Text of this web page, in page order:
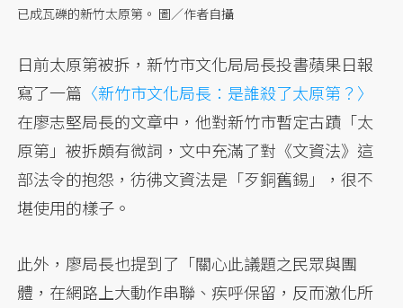
已成瓦礫的新竹太原第。 圖／作者自攝
日前太原第被拆，新竹市文化局局長投書蘋果日報
寫了一篇 〈新竹市文化局長：是誰殺了太原第？〉
在廖志堅局長的文章中，他對新竹市暫定古蹟「太
原第」被拆頗有微詞，文中充滿了對《文資法》這
部法令的抱怨，彷彿文資法是「歹銅舊錫」，很不
堪使用的樣子。
此外，廖局長也提到了「關心此議題之民眾與團
體，在網路上大動作串聯、疾呼保留，反而激化所